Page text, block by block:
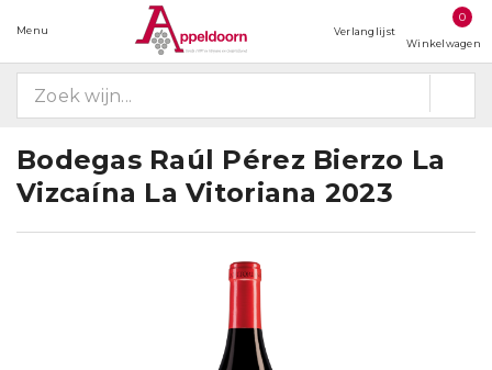
Menu Verlanglijst
0
Winkelwagen
Bodegas Raúl Pérez Bierzo La
Vizcaína La Vitoriana 2023